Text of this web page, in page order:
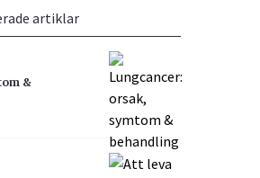
Sex & Samliv
Sömn & Stress
artiklar
&